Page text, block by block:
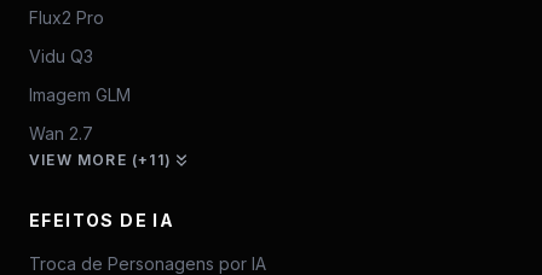
Flux2 Pro
Vidu Q3
Imagem GLM
Wan 2.7
VIEW MORE (+11)
EFEITOS DE IA
Troca de Personagens por IA